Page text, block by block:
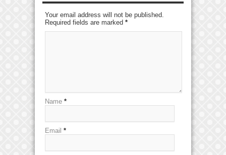
Your email address will not be published.
Required fields are marked *
Name *
Email *